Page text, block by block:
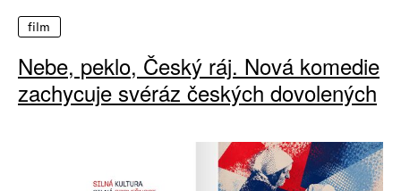
film
Nebe, peklo, Český ráj. Nová komedie
zachycuje svéráz českých dovolených